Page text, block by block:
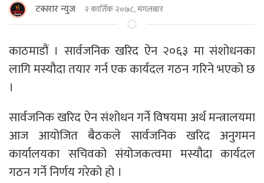
टक्सार न्युज २ कार्तिक २०७८, मंगलबार
काठमाडौं । सार्वजनिक खरिद ऐन २०६३ मा संशोधनका
लागि मस्यौदा तयार गर्न एक कार्यदल गठन गरिने भएको छ
।
सार्वजनिक खरिद ऐन संशोधन गर्ने विषयमा अर्थ मन्त्रालयमा
आज आयोजित बैठकले सार्वजनिक खरिद अनुगमन
कार्यालयका सचिवको संयोजकत्वमा मस्यौदा कार्यदल
गठन गर्ने निर्णय गरेको हो ।